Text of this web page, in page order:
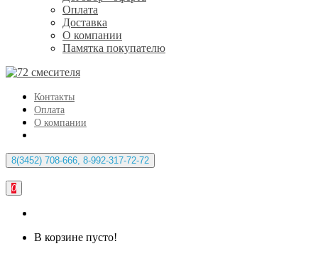
Оплата
Доставка
О компании
Памятка покупателю
Контакты
Оплата
О компании
8(3452) 708-666, 8-992-317-72-72
0
В корзине пусто!